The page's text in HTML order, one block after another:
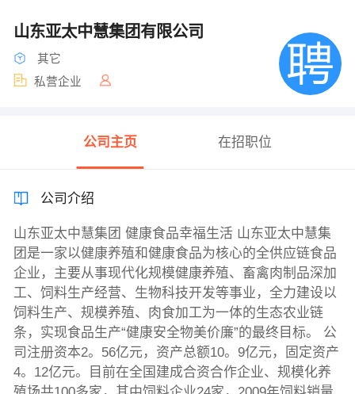
山东亚太中慧集团有限公司
其它
私营企业
公司主页 在招职位
公司介绍
山东亚太中慧集团 健康食品幸福生活 山东亚太中慧集
团是一家以健康养殖和健康食品为核心的全供应链食品
企业，主要从事现代化规模健康养殖、畜禽肉制品深加
工、饲料生产经营、生物科技开发等事业，全力建设以
饲料生产、规模养殖、肉食加工为一体的生态农业链
条，实现食品生产“健康安全物美价廉”的最终目标。 公
司注册资本2。56亿元，资产总额10。9亿元，固定资产
4。12亿元。目前在全国建成合资合作企业、规模化养